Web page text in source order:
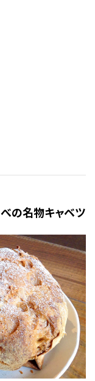
の名物キャベツ